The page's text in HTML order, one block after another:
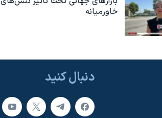
خاورمیانه
دنبال کنید